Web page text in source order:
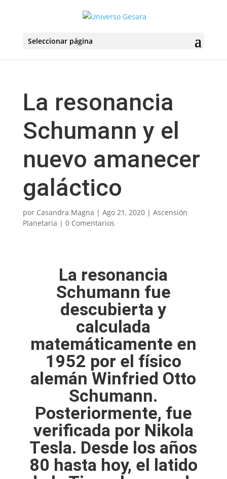
Seleccionar página
La resonancia
Schumann y el
nuevo amanecer
galáctico
por Casandra Magna | Ago 21, 2020| Ascensión
Planetaria | 0 Comentarios
La resonancia
Schumann fue
descubierta y
calculada
matemáticamente en
1952 por el físico
alemán Winfried Otto
Schumann.
Posteriormente, fue
verificada por Nikola
Tesla. Desde los años
80 hasta hoy, el latido